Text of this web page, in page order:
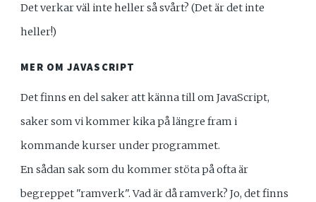
Det verkar väl inte heller så svårt? (Det är det inte
heller!)
MER OM JAVASCRIPT
Det finns en del saker att känna till om JavaScript,
saker som vi kommer kika på längre fram i
kommande kurser under programmet.
En sådan sak som du kommer stöta på ofta är
begreppet "ramverk". Vad är då ramverk? Jo, det finns